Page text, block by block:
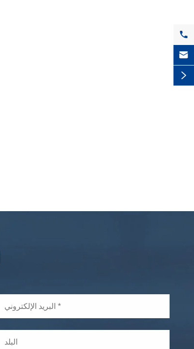


